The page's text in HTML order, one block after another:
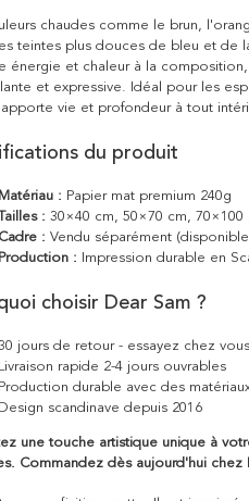
chaudes comme le brun,
teintes plus douces de bleu et de
énergie et chaleur à la
et expressive. Idéal pour les
vie et profondeur à tout
du produit
Matériau : Papier mat premium 240g
: 30×40 cm, 50×70 cm, 70×100
Cadre : Vendu séparément
Production : Impression durable en
choisir Dear Sam ?
jours de retour - essayez chez
Livraison rapide 2-4 jours ouvrables
Production durable avec des
Design scandinave depuis 2016
une touche artistique unique à
Commandez dès aujourd'hui chez